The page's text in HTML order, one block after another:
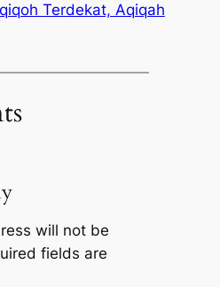
Terdekat, Aqiqah
will not be
fields are